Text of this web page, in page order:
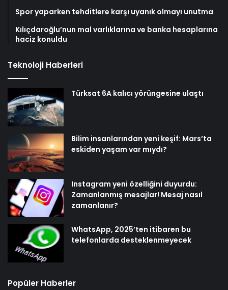
Spor yaparken tehditlere karşı uyanık olmayı unutma
Kılıçdaroğlu’nun mal varlıklarına ve banka hesaplarına
haciz konuldu
Teknoloji Haberleri
Türksat 6A kalıcı yörüngesine ulaştı
Bilim insanlarından yeni keşif: Mars’ta
eskiden yaşam var mıydı?
Instagram yeni özelliğini duyurdu:
Zamanlanmış mesajlar! Mesaj nasıl
zamanlanır?
WhatsApp, 2025’ten itibaren bu
telefonlarda desteklenmeyecek
Popüler Haberler